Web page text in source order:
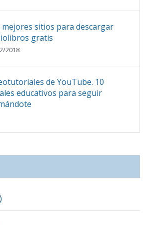
mejores sitios para descargar
gratis
2018
de YouTube. 10
educativos para seguir